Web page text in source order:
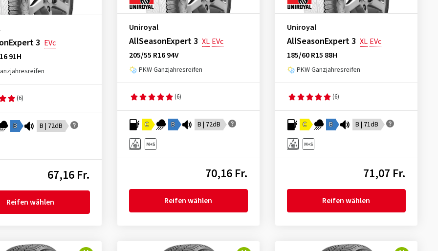
3 EVc
91H
(6)
B B | 72dB
67,16 Fr.
Reifen wählen
Uniroyal
AllSeasonExpert 3 XL EVc
205/55 R16 94V
PKW Ganzjahresreifen
(6)
C B B | 72dB
70,16 Fr.
Reifen wählen
Uniroyal
AllSeasonExpert 3 XL EVc
185/60 R15 88H
PKW Ganzjahresreifen
(6)
C B B | 71dB
71,07 Fr.
Reifen wählen